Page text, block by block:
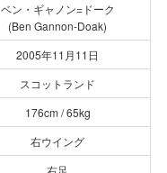
ベン・ギャノン=ドーク
(Ben Gannon-Doak)
2005年11月11日
スコットランド
176cm / 65kg
右ウイング